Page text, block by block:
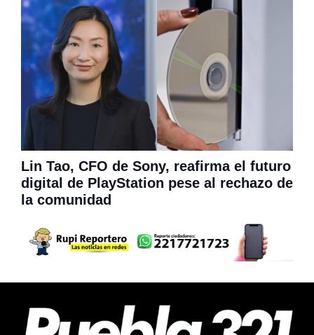
Lin Tao, CFO de Sony, reafirma el futuro
digital de PlayStation pese al rechazo de
la comunidad